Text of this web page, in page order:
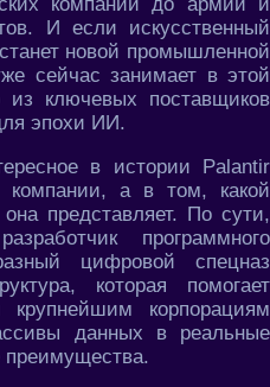
И если искусственный
новой промышленной
сейчас занимает в этой
из ключевых поставщиков
эпохи ИИ.
в истории Palantir
компании, а в том, какой
представляет. По сути,
программного
цифровой спецназ
которая помогает
корпорациям
данных в реальные
преимущества.